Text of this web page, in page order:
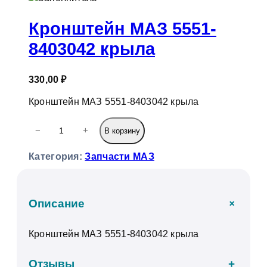
Кронштейн МАЗ 5551-
8403042 крыла
330,00₽
Кронштейн МАЗ 5551-8403042 крыла
и
с
т
о
о
− + В корзину
Категория:Запчасти МАЗ
Описание +
Кронштейн МАЗ 5551-8403042 крыла
Отзывы +